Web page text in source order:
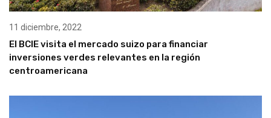
11 diciembre, 2022
El BCIE visita el mercado suizo para financiar
inversiones verdes relevantes en la región
centroamericana